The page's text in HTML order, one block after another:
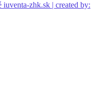
zhk.sk | created by: